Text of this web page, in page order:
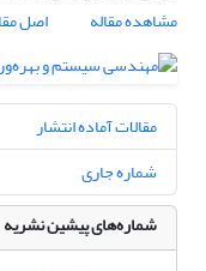
مشاهده مقاله
اصل
مقالات آماده انتشار
شماره جاری
شماره‌های پیشین نشریه